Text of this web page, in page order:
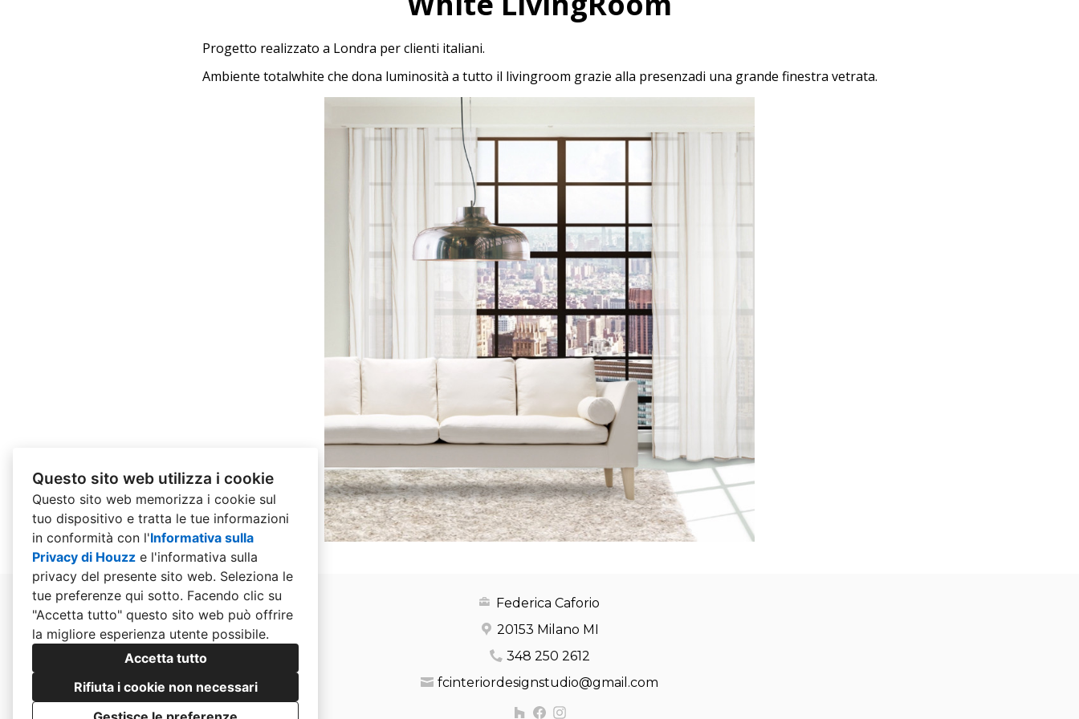
Questo sito web utilizza i cookie
Questo sito web memorizza i cookie sul
tuo dispositivo e tratta le tue informazioni
in conformità con l'Informativa sulla
Privacy di Houzz e l'informativa sulla
privacy del presente sito web. Seleziona le
tue preferenze qui sotto. Facendo clic su
"Accetta tutto" questo sito web può offrire
la migliore esperienza utente possibile.
Accetta tutto
Rifiuta i cookie non necessari
Progetto realizzato a Londra per clienti italiani.
Ambiente totalwhite che dona luminosità a tutto il livingroom grazie alla presenzadi una grande finestra vetrata.
Federica Caforio
20153 Milano MI
348 250 2612
fcinteriordesignstudio@gmail.com